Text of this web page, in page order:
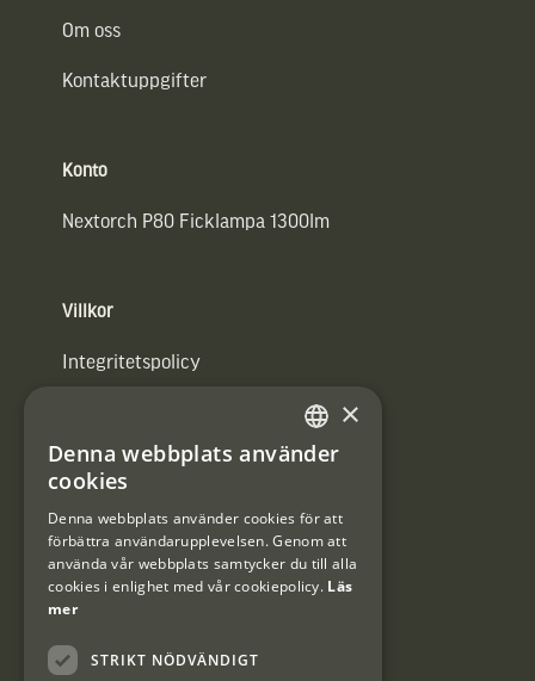
Om oss
Kontaktuppgifter
Konto
Nextorch P80 Ficklampa 1300lm
Villkor
Integritetspolicy
#Interjaktfamily
Kundklubb
Information om kundklubben.
SWEDISH
×
Denna webbplats använder
cookies
Denna webbplats använder cookies för att
förbättra användarupplevelsen. Genom att
använda vår webbplats samtycker du till alla
cookies i enlighet med vår cookiepolicy. Läs
mer
STRIKT NÖDVÄNDIGT